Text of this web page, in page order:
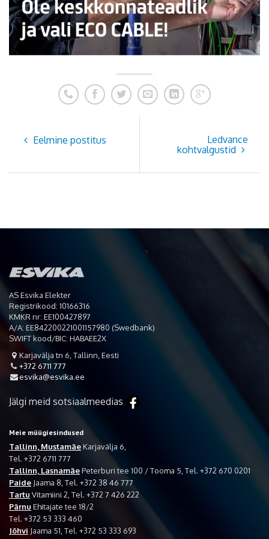
Eelmine postitus
Ledvance
kohtvalgustid
AS Esvika Elekter
Registrikood: 10166316
KMKR nr: EE100427897
A/A: EE842200221001157980 (Swedbank)
SWIFT kood/BIC: HABAEE2X
 Karjavälja tn 6, Tallinn, Eesti
 +372 6711 777
esvika@esvika.ee
Jälgi meid sotsiaalmeedias
Meie müügiesindused
Tallinn, MustamäeKarjavälja 6,
Tel. +372 6711 777
Tallinn, LasnamäePeterburi tee 100 / Tooma 5, Tel. +372 670 0201
Paide Jaama 8, Tel. +372 38 46 777
Tartu Vitamiini 2, Tel. +372 7 426 222
Pärnu Ehitajate tee 18/2
Tel. +372 53 333 460
Jõhvi Jaama 51, Tel. +372 53 333 693